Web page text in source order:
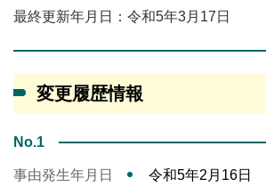
最終更新年月日：令和5年3月17日
変更履歴情報
No.1
事由発生年月日
令和5年2月16日